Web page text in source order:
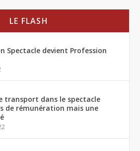
LE FLASH
Spectacle devient Profession
transport dans le spectacle
de rémunération mais une